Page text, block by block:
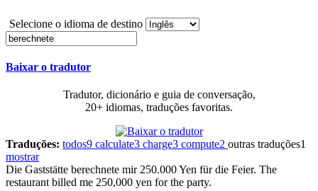
Selecione o idioma de destino
Baixar o tradutor
Tradutor, dicionário e guia de conversação,
20+ idiomas, traduções favoritas.
Traduções: todos9 calculate3 charge3 compute2 outras traduções1
mostrar
Die Gaststätte berechnete mir 250.000 Yen für die Feier. The
restaurant billed me 250,000 yen for the party.